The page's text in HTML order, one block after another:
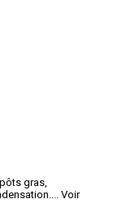
gras,
Voir